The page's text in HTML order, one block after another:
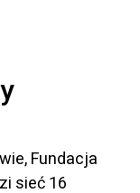
Fundacja
sieć 16